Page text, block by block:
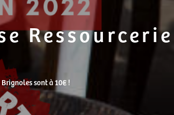
Ressourcerie
sont à 10€ !